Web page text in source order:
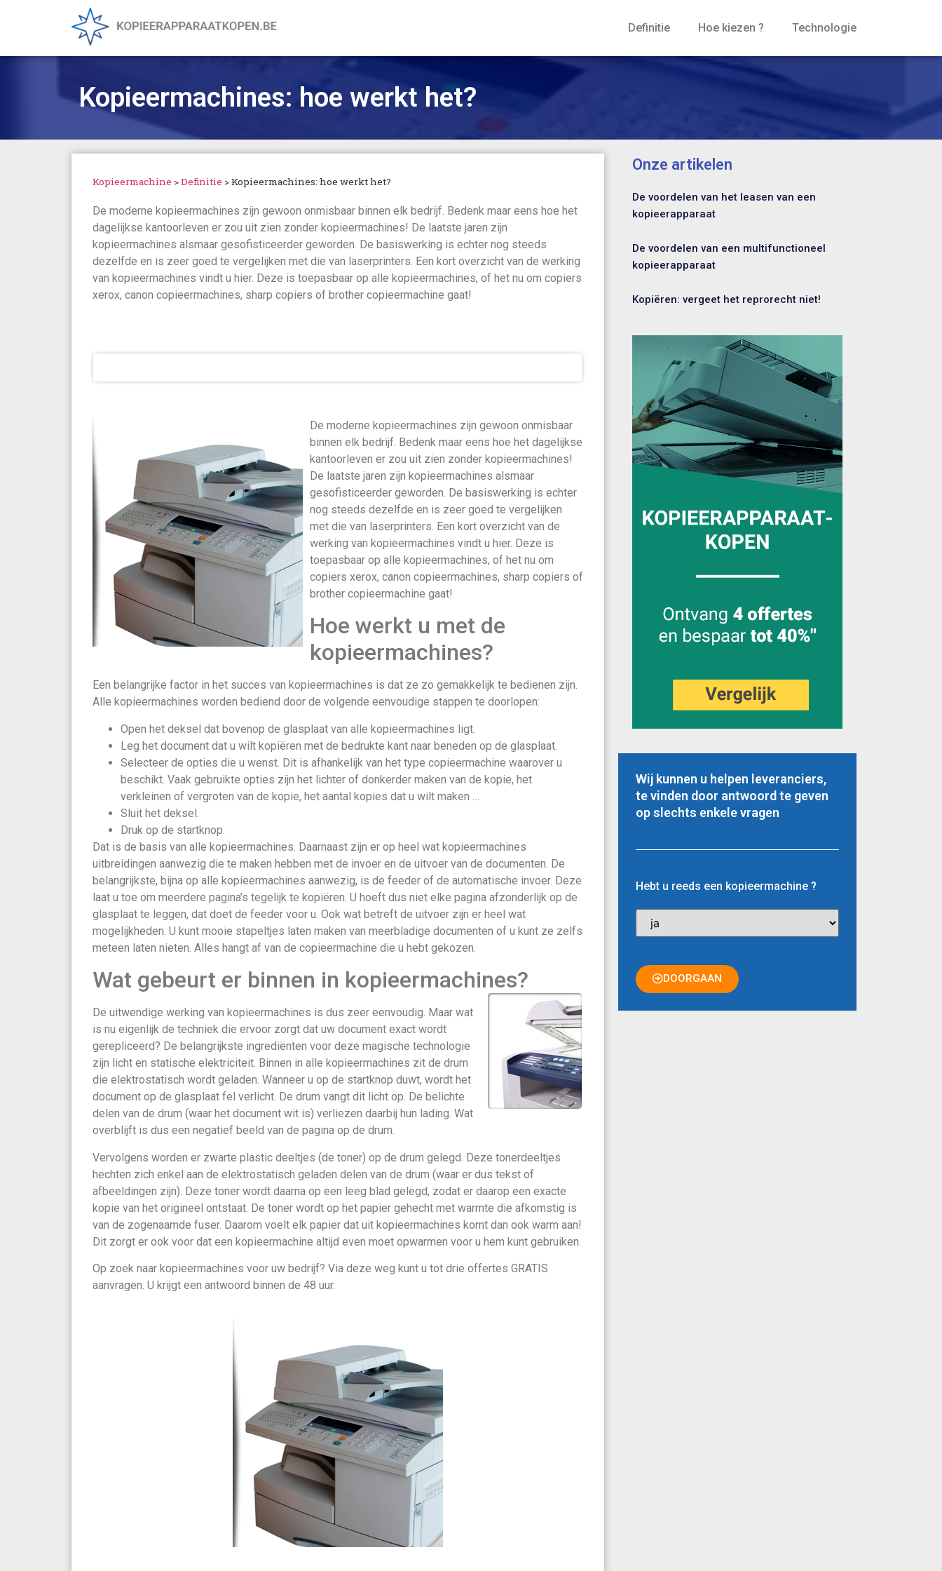
Definitie Hoe kiezen ? Technologie
Kopieermachines: hoe werkt het?
Kopieermachine >Definitie >Kopieermachines: hoe werkt het?
De moderne kopieermachines zijn gewoon onmisbaar binnen elk bedrijf. Bedenk maar eens hoe het
dagelijkse kantoorleven er zou uit zien zonder kopieermachines! De laatste jaren zijn
kopieermachines alsmaar gesofisticeerder geworden. De basiswerking is echter nog steeds
dezelfde en is zeer goed te vergelijken met die van laserprinters. Een kort overzicht van de werking
van kopieermachines vindt u hier. Deze is toepasbaar op alle kopieermachines, of het nu om copiers
xerox, canon copieermachines, sharp copiers of brother copieermachine gaat!
De moderne kopieermachines zijn gewoon onmisbaar
binnen elk bedrijf. Bedenk maar eens hoe het dagelijkse
kantoorleven er zou uit zien zonder kopieermachines!
De laatste jaren zijn kopieermachines alsmaar
gesofisticeerder geworden. De basiswerking is echter
nog steeds dezelfde en is zeer goed te vergelijken
met die van laserprinters. Een kort overzicht van de
werking van kopieermachines vindt u hier. Deze is
toepasbaar op alle kopieermachines, of het nu om
copiers xerox, canon copieermachines, sharp copiers of
brother copieermachine gaat!
Hoe werkt u met de
kopieermachines?
Een belangrijke factor in het succes van kopieermachines is dat ze zo gemakkelijk te bedienen zijn.
Alle kopieermachines worden bediend door de volgende eenvoudige stappen te doorlopen:
Open het deksel dat bovenop de glasplaat van alle kopieermachines ligt.
Leg het document dat u wilt kopiëren met de bedrukte kant naar beneden op de glasplaat.
Selecteer de opties die u wenst. Dit is afhankelijk van het type copieermachine waarover u
beschikt. Vaak gebruikte opties zijn het lichter of donkerder maken van de kopie, het
verkleinen of vergroten van de kopie, het aantal kopies dat u wilt maken …
Sluit het deksel.
Druk op de startknop.
Dat is de basis van alle kopieermachines. Daarnaast zijn er op heel wat kopieermachines
uitbreidingen aanwezig die te maken hebben met de invoer en de uitvoer van de documenten. De
belangrijkste, bijna op alle kopieermachines aanwezig, is de feeder of de automatische invoer. Deze
laat u toe om meerdere pagina’s tegelijk te kopiëren. U hoeft dus niet elke pagina afzonderlijk op de
glasplaat te leggen, dat doet de feeder voor u. Ook wat betreft de uitvoer zijn er heel wat
mogelijkheden. U kunt mooie stapeltjes laten maken van meerbladige documenten of u kunt ze zelfs
meteen laten nieten. Alles hangt af van de copieermachine die u hebt gekozen.
Wat gebeurt er binnen in kopieermachines?
De uitwendige werking van kopieermachines is dus zeer eenvoudig. Maar wat
is nu eigenlijk de techniek die ervoor zorgt dat uw document exact wordt
gerepliceerd? De belangrijkste ingrediënten voor deze magische technologie
zijn licht en statische elektriciteit. Binnen in alle kopieermachines zit de drum
die elektrostatisch wordt geladen. Wanneer u op de startknop duwt, wordt het
document op de glasplaat fel verlicht. De drum vangt dit licht op. De belichte
delen van de drum (waar het document wit is) verliezen daarbij hun lading. Wat
overblijft is dus een negatief beeld van de pagina op de drum.
Vervolgens worden er zwarte plastic deeltjes (de toner) op de drum gelegd. Deze tonerdeeltjes
hechten zich enkel aan de elektrostatisch geladen delen van de drum (waar er dus tekst of
afbeeldingen zijn). Deze toner wordt daarna op een leeg blad gelegd, zodat er daarop een exacte
kopie van het origineel ontstaat. De toner wordt op het papier gehecht met warmte die afkomstig is
van de zogenaamde fuser. Daarom voelt elk papier dat uit kopieermachines komt dan ook warm aan!
Dit zorgt er ook voor dat een kopieermachine altijd even moet opwarmen voor u hem kunt gebruiken.
Op zoek naar kopieermachines voor uw bedrijf? Via deze weg kunt u tot drie offertes GRATIS
aanvragen. U krijgt een antwoord binnen de 48 uur.
Onze artikelen
De voordelen van het leasen van een
kopieerapparaat
De voordelen van een multifunctioneel
kopieerapparaat
Kopiëren: vergeet het reprorecht niet!
Wij kunnen u helpen leveranciers,
te vinden door antwoord te geven
op slechts enkele vragen
Hebt u reeds een kopieermachine ?
DOORGAAN